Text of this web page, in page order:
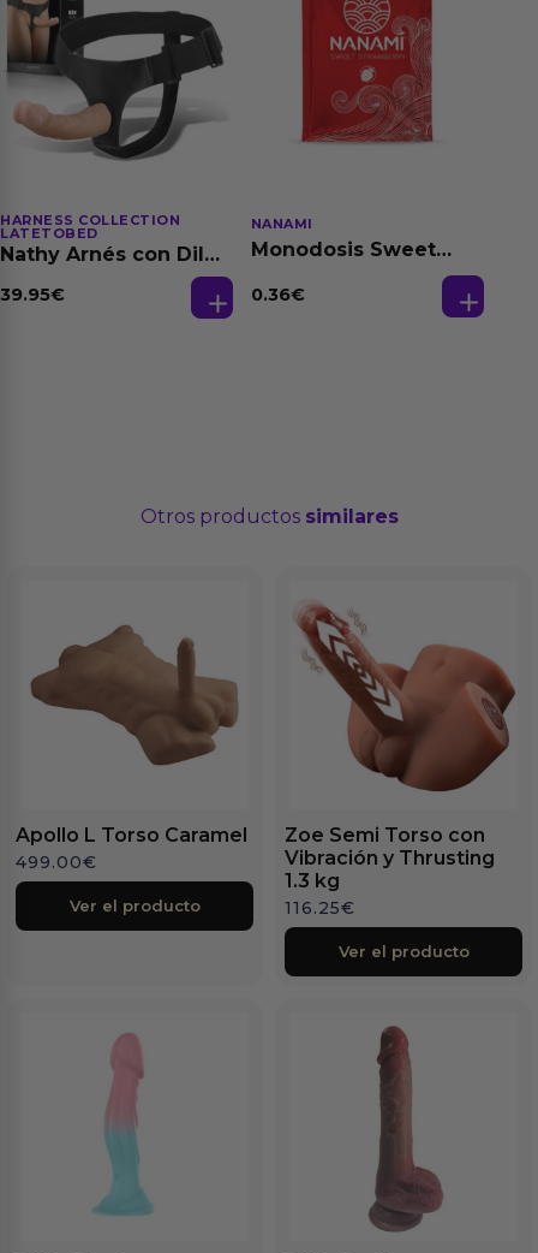
HARNESS COLLECTION
LATETOBED
Nathy Arnés con Dildo
39.95€
NANAMI
Monodosis Sweet
Base Agua 4 ml
0.36€
Otros productos similares
Apollo L Torso Caramel
499.00€
Ver el producto
Zoe Semi Torso con
Vibración y Thrusting
1.3 kg
116.25€
Ver el producto